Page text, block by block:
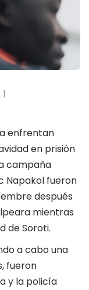
enfrentan
en prisión
campaña
Napakol fueron
después
mientras
de Soroti.
a cabo una
fueron
y la policía